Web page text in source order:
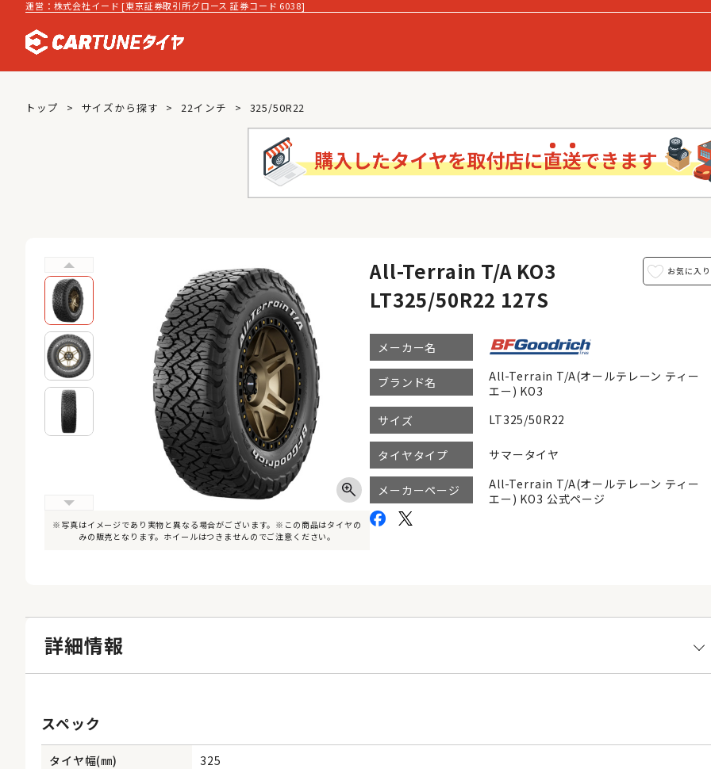
運営：株式会社イード [東京証券取引所グロース 証券コード 6038]
トップ サイズから探す 22インチ 325/50R22
※写真はイメージであり実物と異なる場合がございます。※この商品はタイヤの
みの販売となります。ホイールはつきませんのでご注意ください。
All-Terrain T/A KO3
LT325/50R22 127S
メーカー名
ブランド名
All-Terrain T/A(オールテレーン ティー
エー) KO3
サイズ
LT325/50R22
タイヤタイプ サマータイヤ
メーカーページ
All-Terrain T/A(オールテレーン ティー
エー) KO3 公式ページ
詳細情報
スペック
タイヤ幅(㎜)
325